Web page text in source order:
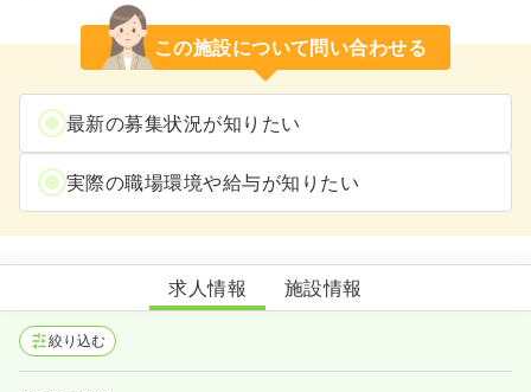
この施設について問い合わせる
最新の募集状況が知りたい
実際の職場環境や給与が知りたい
訪問看護R＆B PALACE
求人情報 施設情報
絞り込む